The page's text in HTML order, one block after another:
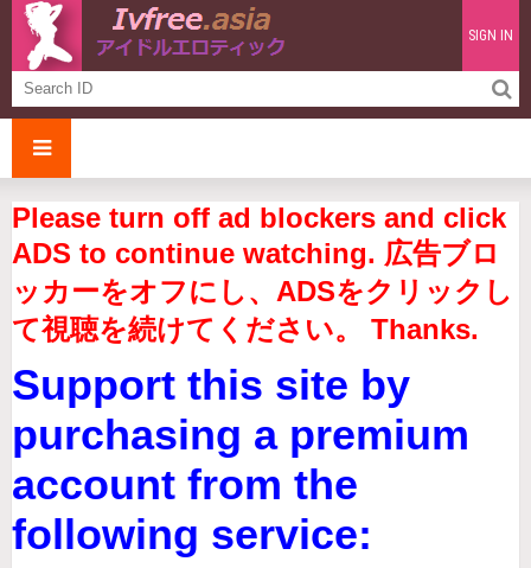
SIGN IN
Please turn off ad blockers and click
ADS to continue watching. 広告ブロ
ッカーをオフにし、ADSをクリックし
て視聴を続けてください。 Thanks.
Support this site by
purchasing a premium
account from the
following service: